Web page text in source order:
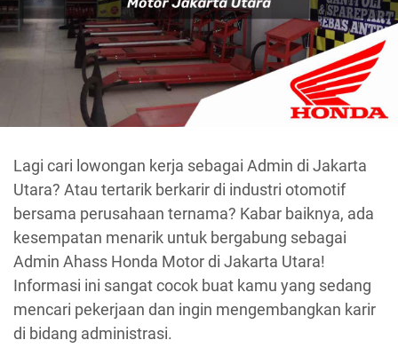
Lagi cari lowongan kerja sebagai Admin di Jakarta
Utara? Atau tertarik berkarir di industri otomotif
bersama perusahaan ternama? Kabar baiknya, ada
kesempatan menarik untuk bergabung sebagai
Admin Ahass Honda Motor di Jakarta Utara!
Informasi ini sangat cocok buat kamu yang sedang
mencari pekerjaan dan ingin mengembangkan karir
di bidang administrasi.